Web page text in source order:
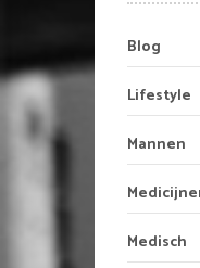
Blog
Lifestyle
Mannen
Medisch